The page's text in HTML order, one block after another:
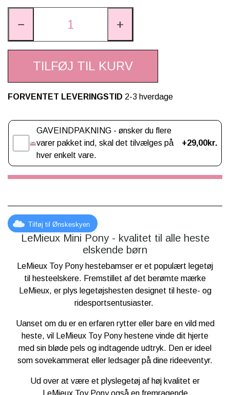
serien af LeMieux Toy Pony-tilbehør, så han kan udstyres
med grimer, dækkener, underlag, bandager og meget
✨ Ekstra fluffy man og blødt hovskæg
✨ Håndlavet med fine detaljer
✨ Passer til alt LeMieux Toy Pony-tilbehør
💗 Derfor elsker Ponypiger Cloudy
🤍 Han er den sødeste lille shetlandspony med masser
af personlighed
💕 Passer til alt det flotte LeMieux Toy Pony-tilbehør
− +
TILFØJ TIL KURV
FORVENTET LEVERINGSTID 2-3 hverdage
GAVEINDPAKNING - ønsker du flere
varer pakket ind, skal det tilvælges på
hver enkelt vare.
+29,00kr.
Tilføj til Ønskeskyen
LeMieux Mini Pony - kvalitet til alle heste
elskende børn
LeMieux Toy Pony hestebamser er et populært legetøj
til hesteelskere. Fremstillet af det berømte mærke
LeMieux, er plys legetøjshesten designet til heste- og
ridesportsentusiaster.
Uanset om du er en erfaren rytter eller bare en vild med
heste, vil LeMieux Toy Pony hestene vinde dit hjerte
med sin bløde pels og indtagende udtryk. Den er ideel
som sovekammerat eller ledsager på dine rideeventyr.
Ud over at være et plyslegetøj af høj kvalitet er